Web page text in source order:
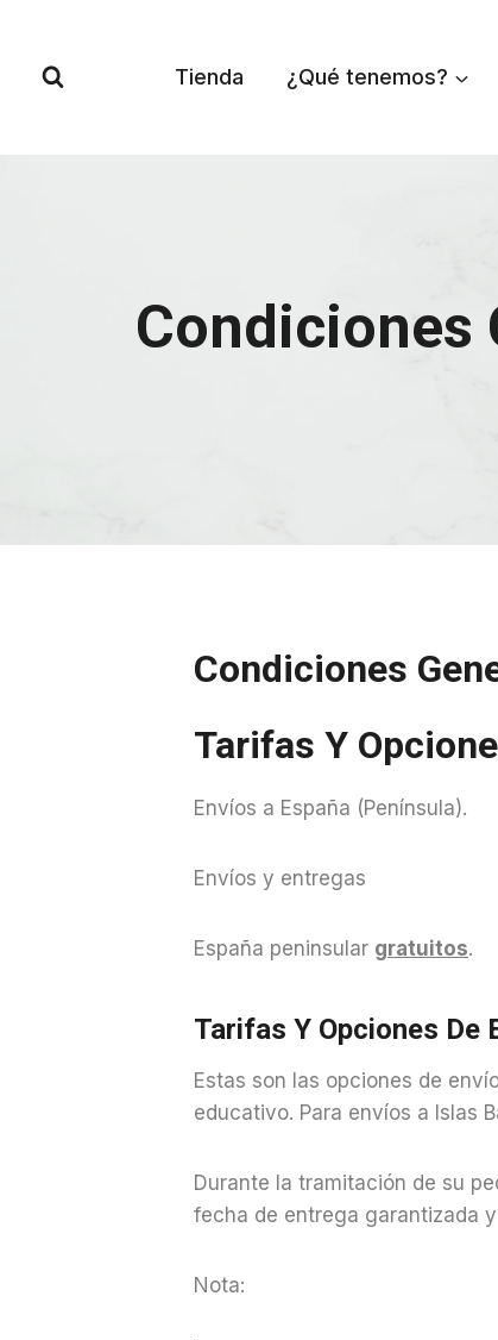
contenido
Tienda ¿Qué tenemos?
Condiciones
Condiciones
Tarifas Y
Envíos a España (Península).
Envíos y entregas
España peninsular gratuitos.
Tarifas Y Opciones De
Estas son las opciones de
educativo. Para envíos a Islas
Durante la tramitación de su
fecha de entrega garantizada
Nota: